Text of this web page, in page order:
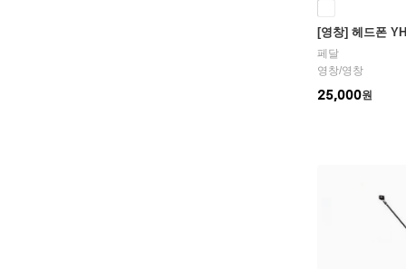
[영창] 헤드폰
페달
영창/영창
25,000원